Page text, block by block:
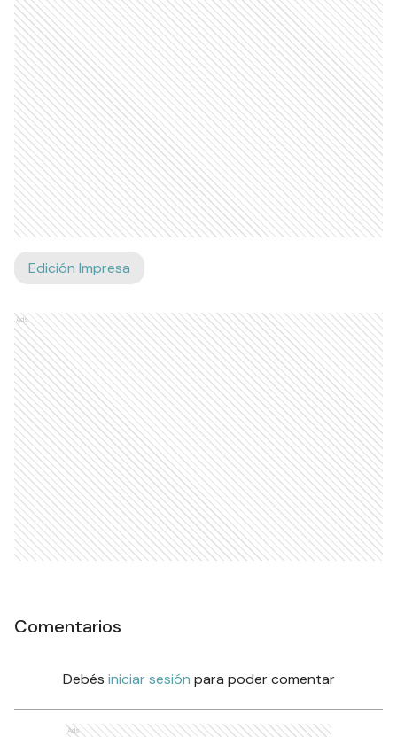
Edición Impresa
Ads
Comentarios
Debés iniciar sesión para poder comentar
Ads